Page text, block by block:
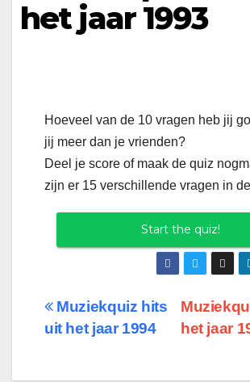
het jaar 1993
Hoeveel van de 10 vragen heb jij
jij meer dan je vrienden?
Deel je score of maak de quiz
zijn er 15 verschillende vragen in
Start the quiz!
Berichtnavigatie
het jaar
Muziekquiz hits
uit het jaar 1994